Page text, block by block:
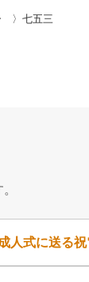
〉七五三
人式に送る